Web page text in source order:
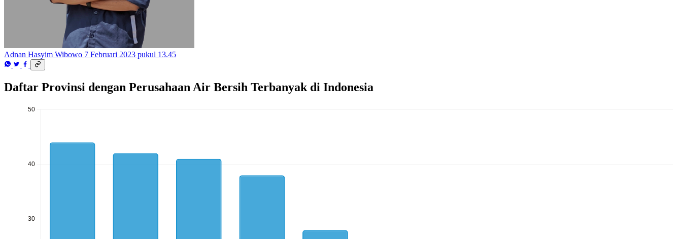
Adnan Hasyim Wibowo 7 Februari 2023 pukul 13.45
Daftar Provinsi dengan Perusahaan Air Bersih Terbanyak di Indonesia